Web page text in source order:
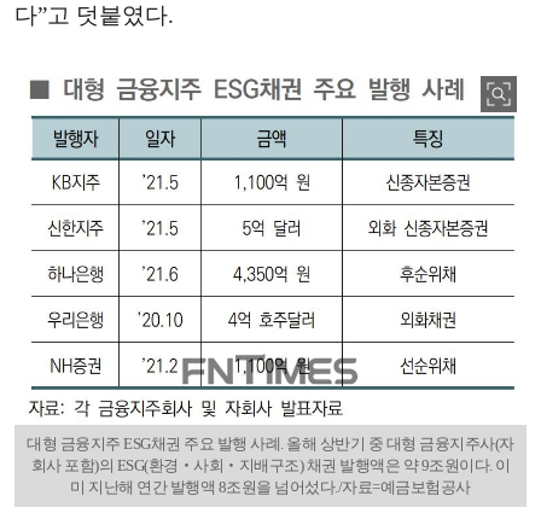
다”고 덧붙였다.
대형 금융지주 ESG채권 주요 발행 사례. 올해 상반기 중 대형 금융지주사(자
회사 포함)의 ESG(환경‧사회‧지배구조) 채권 발행액은 약 9조원이다. 이
미 지난해 연간 발행액 8조원을 넘어섰다./자료=예금보험공사